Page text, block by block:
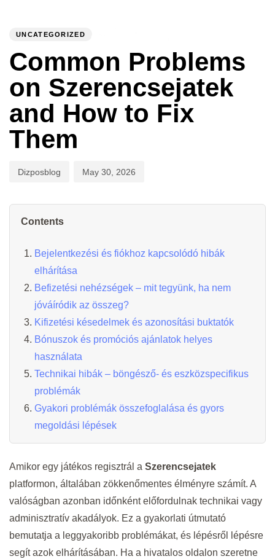
UNCATEGORIZED
Common Problems
on Szerencsejatek
and How to Fix
Them
Dizposblog May 30, 2026
Contents
Bejelentkezési és fiókhoz kapcsolódó hibák
elhárítása
Befizetési nehézségek – mit tegyünk, ha nem
jóváíródik az összeg?
Kifizetési késedelmek és azonosítási buktatók
Bónuszok és promóciós ajánlatok helyes
használata
Technikai hibák – böngésző- és eszközspecifikus
problémák
Gyakori problémák összefoglalása és gyors
megoldási lépések
Amikor egy játékos regisztrál a Szerencsejatek
platformon, általában zökkenőmentes élményre számít. A
valóságban azonban időnként előfordulnak technikai vagy
adminisztratív akadályok. Ez a gyakorlati útmutató
bemutatja a leggyakoribb problémákat, és lépésről lépésre
segít azok elhárításában. Ha a hivatalos oldalon szeretne